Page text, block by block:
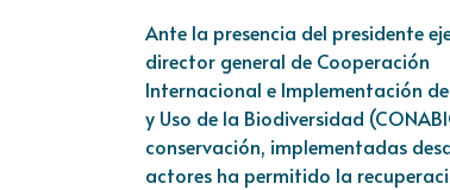
Ante la presencia del presidente
director general de Cooperación
Internacional e Implementación
y Uso de la Biodiversidad
conservación, implementadas
actores ha permitido la